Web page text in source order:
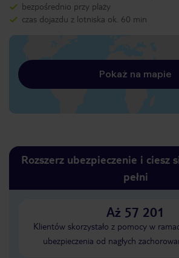
bezpośrednio przy plaży
czas dojazdu z lotniska ok. 60 min
Pokaż na mapie
Rozszerz ubezpieczenie i ciesz
pełni
Aż 57 201
Klientów skorzystało z pomocy w
ubezpieczenia od nagłych